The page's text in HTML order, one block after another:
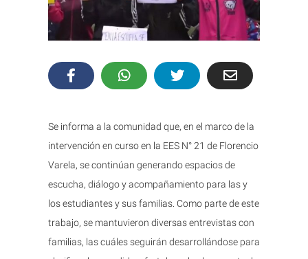
Se informa a la comunidad que, en el marco de la
intervención en curso en la EES N° 21 de Florencio
Varela, se continúan generando espacios de
escucha, diálogo y acompañamiento para las y
los estudiantes y sus familias. Como parte de este
trabajo, se mantuvieron diversas entrevistas con
familias, las cuáles seguirán desarrollándose para